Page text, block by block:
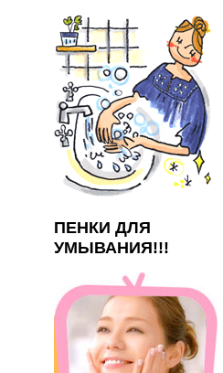
ПЕНКИ ДЛЯ
УМЫВАНИЯ!!!